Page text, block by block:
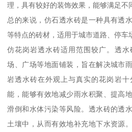
理，具有较好的装饰效果，能够满足不
总的来说，仿石透水砖是一种具有透
等特点的砖材，适用于城市道路、停车
仿花岗岩透水砖适用范围较广。透
场、广场等地面铺装，旨在解决城市
岩透水砖在外观上与真实的花岗岩
能，能够有效地减少雨水积聚、提高
滑倒和水体污染等风险。透水砖的透
土壤中，从而有效地补充地下水资源